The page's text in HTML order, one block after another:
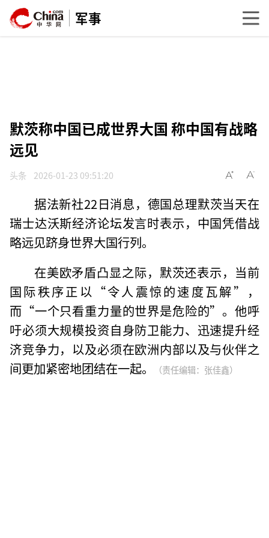
军事
默茨称中国已成世界大国 称中国有战略
远见
头条 2026-01-23 09:51:20
据法新社22日消息，德国总理默茨当天在
瑞士达沃斯经济论坛发言时表示，中国凭借战
略远见跻身世界大国行列。
在美欧矛盾凸显之际，默茨还表示，当前
国际秩序正以“令人震惊的速度瓦解”，
而“一个只看重力量的世界是危险的”。他呼
吁必须大规模投资自身防卫能力、迅速提升经
济竞争力，以及必须在欧洲内部以及与伙伴之
间更加紧密地团结在一起。
（责任编辑：张佳鑫）